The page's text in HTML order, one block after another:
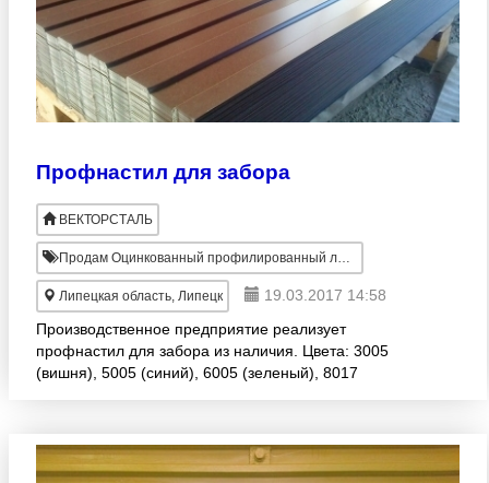
Профнастил для забора
ВЕКТОРСТАЛЬ
Продам Оцинкованный профилированный лист
Липецкая область, Липецк
19.03.2017 14:58
Производственное предприятие реализует
профнастил для забора из наличия. Цвета: 3005
(вишня), 5005 (синий), 6005 (зеленый), 8017